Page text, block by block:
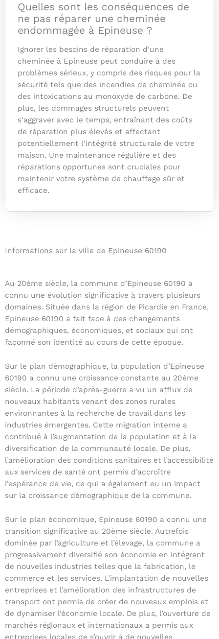
Quelles sont les conséquences de
ne pas réparer une cheminée
endommagée à Epineuse ?
Ignorer les besoins de réparation d'une
cheminée à Epineuse peut conduire à des
problèmes sérieux, y compris des risques pour la
sécurité tels que des incendies de cheminée ou
des intoxications au monoxyde de carbone. De
plus, les dommages structurels peuvent
s'aggraver avec le temps, entraînant des coûts
de réparation plus élevés et affectant
potentiellement l'intégrité structurale de votre
maison. Une maintenance régulière et des
réparations opportunes sont cruciales pour
maintenir votre système de chauffage sûr et
efficace.
Informations sur la ville de Epineuse 60190
Au 20ème siècle, la commune d’Epineuse 60190 a
connu une évolution significative à travers plusieurs
domaines. Située dans la région de Picardie en France,
Epineuse 60190 a fait face à des changements
démographiques, économiques, et sociaux qui ont
façonné son identité au cours de cette époque.
Sur le plan démographique, la population d’Epineuse
60190 a connu une croissance constante au 20ème
siècle. La période d’après-guerre a vu un afflux de
nouveaux habitants venant des zones rurales
environnantes à la recherche de travail dans les
industries émergentes. Cette migration interne a
contribué à l’augmentation de la population et à la
diversification de la communauté locale. De plus,
l’amélioration des conditions sanitaires et l’accessibilité
aux services de santé ont permis d’accroître
l’espérance de vie, ce qui a également eu un impact
sur la croissance démographique de la commune.
Sur le plan économique, Epineuse 60190 a connu une
transition significative au 20ème siècle. Autrefois
dominée par l’agriculture et l’élevage, la commune a
progressivement diversifié son économie en intégrant
de nouvelles industries telles que la fabrication, le
commerce et les services. L’implantation de nouvelles
entreprises et l’amélioration des infrastructures de
transport ont permis de créer de nouveaux emplois et
de dynamiser l’économie locale. De plus, l’ouverture de
marchés régionaux et internationaux a permis aux
entreprises locales de s’ouvrir à de nouvelles